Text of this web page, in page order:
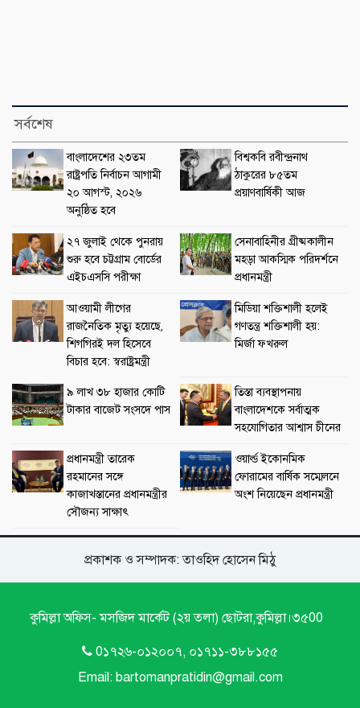
সর্বশেষ
বাংলাদেশের ২৩তম
রাষ্ট্রপতি নির্বাচন আগামী
২০ আগস্ট, ২০২৬
অনুষ্ঠিত হবে
বিশ্বকবি রবীন্দ্রনাথ
ঠাকুরের ৮৫তম
প্রয়াণবার্ষিকী আজ
২৭ জুলাই থেকে পুনরায়
শুরু হবে চট্টগ্রাম বোর্ডের
এইচএসসি পরীক্ষা
সেনাবাহিনীর গ্রীষ্মকালীন
মহড়া আকস্মিক পরিদর্শনে
প্রধানমন্ত্রী
আওয়ামী লীগের
রাজনৈতিক মৃত্যু হয়েছে,
শিগগিরই দল হিসেবে
বিচার হবে: স্বরাষ্ট্রমন্ত্রী
মিডিয়া শক্তিশালী হলেই
গণতন্ত্র শক্তিশালী হয়:
মির্জা ফখরুল
৯ লাখ ৩৮ হাজার কোটি
টাকার বাজেট সংসদে পাস
তিস্তা ব্যবস্থাপনায়
বাংলাদেশকে সর্বাত্মক
সহযোগিতার আশ্বাস চীনের
প্রধানমন্ত্রী তারেক
রহমানের সঙ্গে
কাজাখস্তানের প্রধানমন্ত্রীর
সৌজন্য সাক্ষাৎ
ওয়ার্ল্ড ইকোনমিক
ফোরামের বার্ষিক সম্মেলনে
অংশ নিয়েছেন প্রধানমন্ত্রী
প্রকাশক ও সম্পাদক: তাওহিদ হোসেন মিঠু
কুমিল্লা অফিস- মসজিদ মার্কেট (২য় তলা) ছোটরা,কুমিল্লা।৩৫00
0১৭২৬-০১২০০৭, ০১৭১১-৩৮৮১৫৫
Email: bartomanpratidin@gmail.com